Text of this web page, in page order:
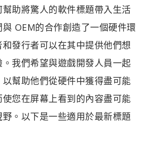
助將驚人的軟件標題帶入生活
OEM的合作創造了一個硬件環
發行者可以在其中提供他們想
我們希望與遊戲開發人員一起
幫助他們從硬件中獲得盡可能
您在屏幕上看到的內容盡可能
。以下是一些適用於最新標題